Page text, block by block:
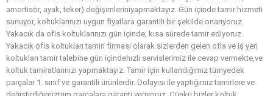
amortisör, ayak, teker) değişimleriniyapmaktayız. Gün içinde tamir hizmeti
sunuyor, koltuklarınızı uygun fiyatlara garantili bir şekilde onarıyoruz.
Yakacık da ofis koltuklarınızı gün içinde, kısa sürede tamir ediyoruz.
Yakacık ofis koltukları tamiri firması olarak sizlerden gelen ofis ve iş yeri
koltukları tamir talebine gün içindehızlı servislerimiz ile cevap vermekte,ve
koltuk tamiratlarınızı yapmaktayız. Tamir için kullandığımız tümyedek
parçalar 1. sınıf ve garantili ürünlerdir. Dolayısı ile yaptığımız tamirlere ve